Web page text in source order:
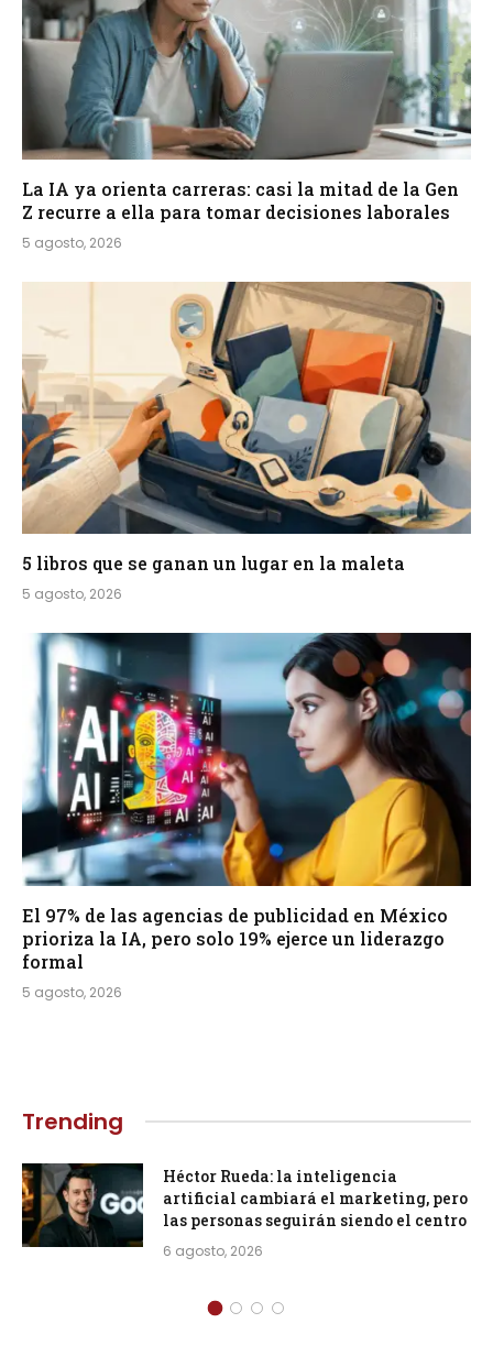
La IA ya orienta carreras: casi la mitad de la Gen
Z recurre a ella para tomar decisiones laborales
5 agosto, 2026
5 libros que se ganan un lugar en la maleta
5 agosto, 2026
El 97% de las agencias de publicidad en México
prioriza la IA, pero solo 19% ejerce un liderazgo
formal
5 agosto, 2026
Trending
Héctor Rueda: la inteligencia
artificial cambiará el marketing, pero
las personas seguirán siendo el centro
6 agosto, 2026